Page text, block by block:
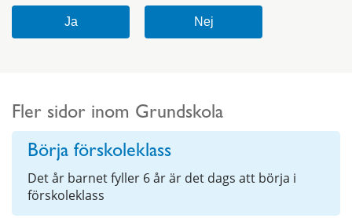
Fler sidor inom Grundskola
Börja förskoleklass
Det år barnet fyller 6 år är det dags att börja i
förskoleklass